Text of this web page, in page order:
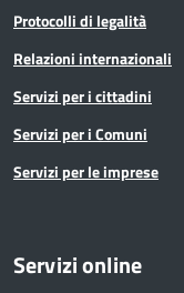
Protocolli di legalità
Relazioni internazionali
Servizi per i cittadini
Servizi per i Comuni
Servizi per le imprese
Servizi online